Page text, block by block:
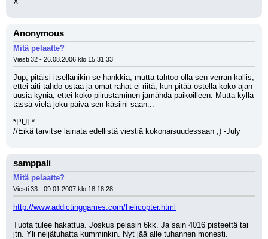
Anonymous
Mitä pelaatte?
Viesti 32 - 26.08.2006 klo 15:31:33
Jup, pitäisi itsellänikin se hankkia, mutta tahtoo olla sen verran kallis,
ettei äiti tahdo ostaa ja omat rahat ei riitä, kun pitää ostella koko ajan
uusia kyniä, ettei koko piirustaminen jämähdä paikoilleen. Mutta kyllä
tässä vielä joku päivä sen käsiini saan...
*PUF*
//Eikä tarvitse lainata edellistä viestiä kokonaisuudessaan ;) -July
samppali
Mitä pelaatte?
Viesti 33 - 09.01.2007 klo 18:18:28
http://www.addictinggames.com/helicopter.html
Tuota tulee hakattua. Joskus pelasin 6kk. Ja sain 4016 pisteettä tai
jtn. Yli neljätuhatta kumminkin. Nyt jää alle tuhannen monesti.